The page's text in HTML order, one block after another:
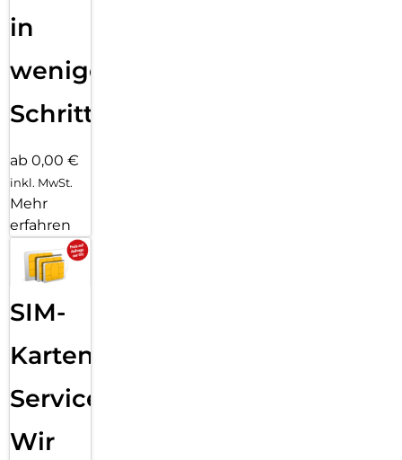
in
wenigen
Schritten
ab 0,00 €
inkl. MwSt.
Mehr
erfahren
SIM-
Karten
Service:
Wir